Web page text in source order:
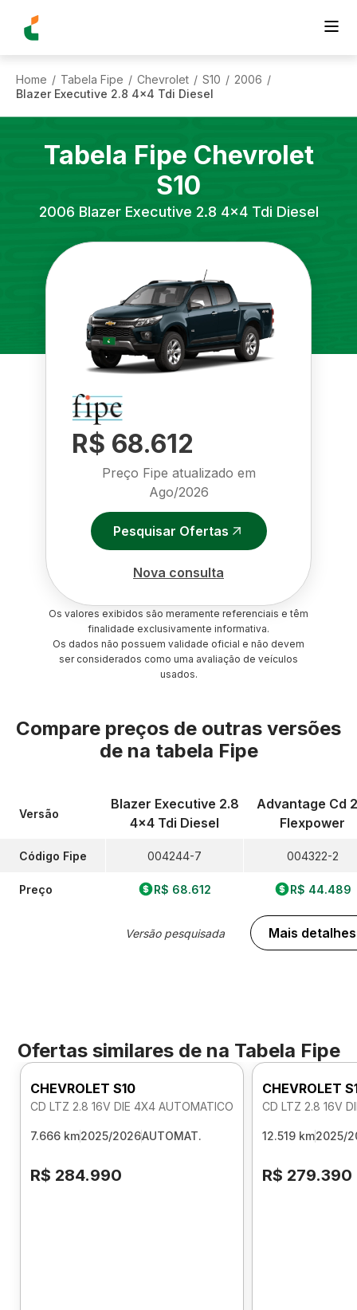
Home / Tabela Fipe / Chevrolet / S10 / 2006 /
Blazer Executive 2.8 4x4 Tdi Diesel
Tabela Fipe Chevrolet
S10
2006 Blazer Executive 2.8 4x4 Tdi Diesel
R$ 68.612
Preço Fipe atualizado em
Ago/2026
Pesquisar Ofertas
Nova consulta
Os valores exibidos são meramente referenciais e têm
finalidade exclusivamente informativa.
Os dados não possuem validade oficial e não devem
ser considerados como uma avaliação de veículos
usados.
Compare preços de outras versões
de na tabela Fipe
Versão
Código Fipe
Preço
Blazer Executive 2.8
4x4 Tdi Diesel
004244-7
R$ 68.612
Versão pesquisada
Advantage Cd
Flexpower
004322-2
R$ 44.489
Mais detalhes
Ofertas similares de na Tabela Fipe
CHEVROLET S10
CD LTZ 2.8 16V DIE 4X4 AUTOMATICO
7.666 km2025/2026AUTOMAT.
R$ 284.990
CHEVROLET
CD LTZ 2.8 16V
12.519 km2025/
R$ 279.390